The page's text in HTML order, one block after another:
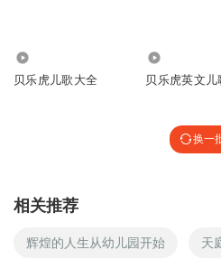
贝乐虎儿歌大全 贝乐虎英文儿
换一
相关推荐
辉煌的人生从幼儿园开始 天